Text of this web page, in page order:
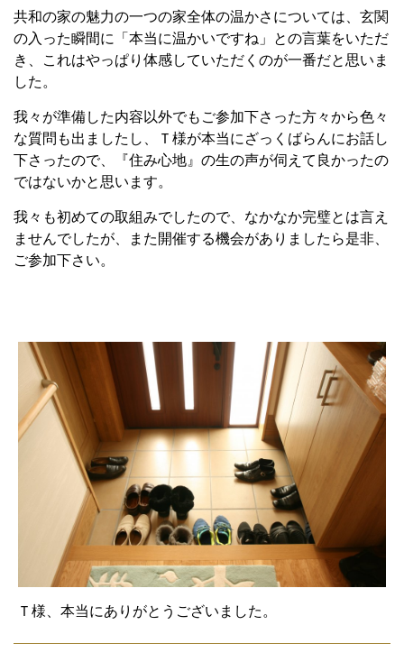
共和の家の魅力の一つの家全体の温かさについては、玄関
の入った瞬間に「本当に温かいですね」との言葉をいただ
き、これはやっぱり体感していただくのが一番だと思いま
した。
我々が準備した内容以外でもご参加下さった方々から色々
な質問も出ましたし、Ｔ様が本当にざっくばらんにお話し
下さったので、『住み心地』の生の声が伺えて良かったの
ではないかと思います。
我々も初めての取組みでしたので、なかなか完璧とは言え
ませんでしたが、また開催する機会がありましたら是非、
ご参加下さい。
Ｔ様、本当にありがとうございました。